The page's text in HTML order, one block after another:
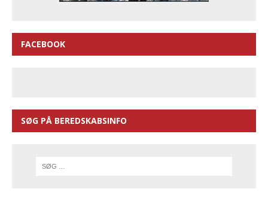
FACEBOOK
SØG PÅ BEREDSKABSINFO